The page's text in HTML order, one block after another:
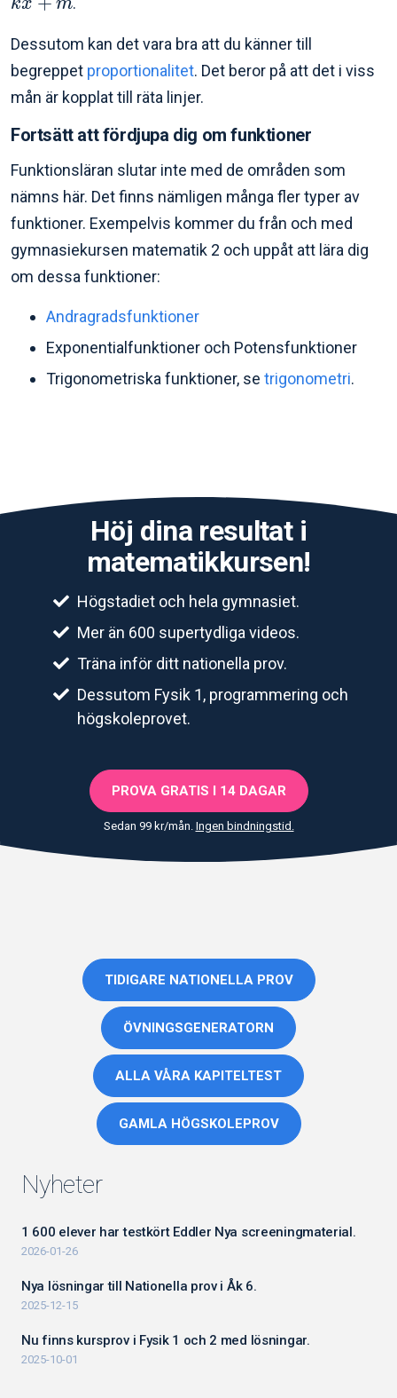
kx m
Dessutom kan det vara bra att du känner till
begreppet proportionalitet. Det beror på att det i viss
mån är kopplat till räta linjer.
Fortsätt att fördjupa dig om funktioner
Funktionsläran slutar inte med de områden som
nämns här. Det finns nämligen många fler typer av
funktioner. Exempelvis kommer du från och med
gymnasiekursen matematik 2 och uppåt att lära dig
om dessa funktioner:
Andragradsfunktioner
Exponentialfunktioner och Potensfunktioner
Trigonometriska funktioner, se trigonometri.
Höj dina resultat i
matematikkursen!
Högstadiet och hela gymnasiet.
Mer än 600 supertydliga videos.
Träna inför ditt nationella prov.
Dessutom Fysik 1, programmering och
högskoleprovet.
PROVA GRATIS I 14 DAGAR
Sedan 99 kr/mån. Ingen bindningstid.
TIDIGARE NATIONELLA PROV
ÖVNINGSGENERATORN
ALLA VÅRA KAPITELTEST
GAMLA HÖGSKOLEPROV
Nyheter
1 600 elever har testkört Eddler Nya screeningmaterial.
2026-01-26
Nya lösningar till Nationella prov i Åk 6.
2025-12-15
Nu finns kursprov i Fysik 1 och 2 med lösningar.
2025-10-01